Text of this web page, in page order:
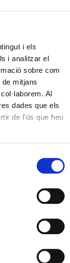
i els
i analitzar el
sobre com
mitjans
Al
dades que els
de l'ús que heu